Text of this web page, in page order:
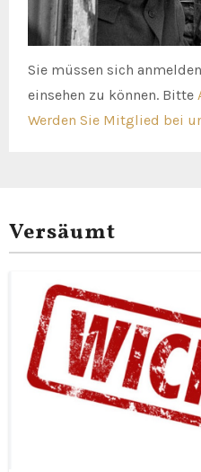
Sie müssen sich
einsehen zu können. Bitte
Werden Sie Mitglied bei
Versäumt